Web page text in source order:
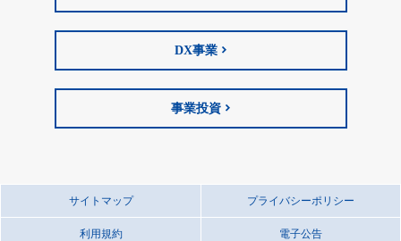
DX事業
事業投資
サイトマップ プライバシーポリシー
利用規約 電子公告